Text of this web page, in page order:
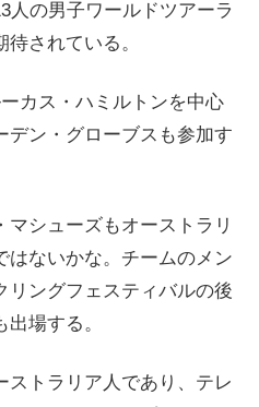
人の男子ワールドツアーラ
されている。
カス・ハミルトンを中心
デン・グローブスも参加す
シューズもオーストラリ
はないかな。チームのメン
リングフェスティバルの後
場する。
ストラリア人であり、テレ